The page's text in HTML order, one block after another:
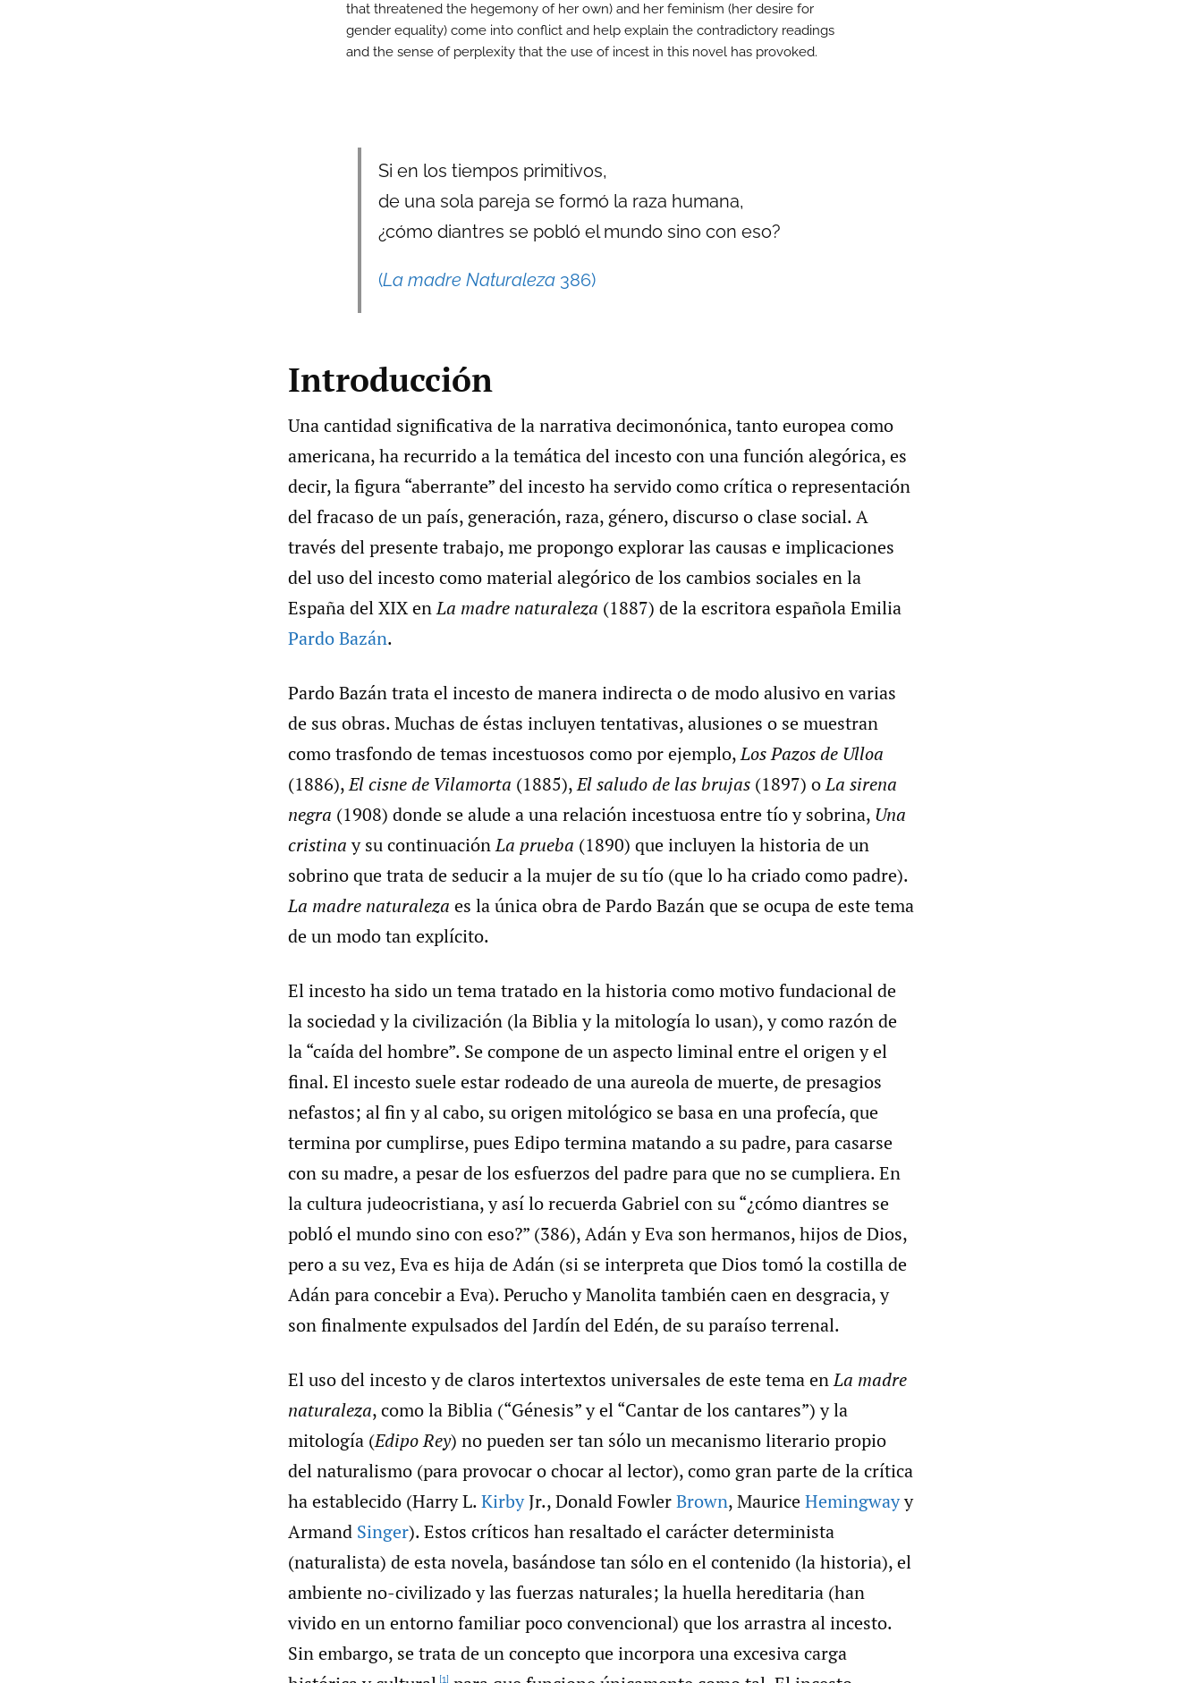
that threatened the hegemony of her own) and her feminism (her desire for
gender equality) come into conflict and help explain the contradictory readings
and the sense of perplexity that the use of incest in this novel has provoked.
Si en los tiempos primitivos,
de una sola pareja se formó la raza humana,
¿cómo diantres se pobló el mundo sino con eso?
(La madre Naturaleza 386)
Introducción
Una cantidad significativa de la narrativa decimonónica, tanto europea como
americana, ha recurrido a la temática del incesto con una función alegórica, es
decir, la figura “aberrante” del incesto ha servido como crítica o representación
del fracaso de un país, generación, raza, género, discurso o clase social. A
través del presente trabajo, me propongo explorar las causas e implicaciones
del uso del incesto como material alegórico de los cambios sociales en la
España del XIX enLa madre naturaleza (1887) de la escritora española Emilia
Pardo Bazán.
Pardo Bazán trata el incesto de manera indirecta o de modo alusivo en varias
de sus obras. Muchas de éstas incluyen tentativas, alusiones o se muestran
como trasfondo de temas incestuosos como por ejemplo,Los Pazos de Ulloa
(1886),El cisne de Vilamorta (1885),El saludo de las brujas (1897) oLa sirena
negra (1908) donde se alude a una relación incestuosa entre tío y sobrina, Una
cristinay su continuaciónLa prueba (1890) que incluyen la historia de un
sobrino que trata de seducir a la mujer de su tío (que lo ha criado como padre).
La madre naturaleza es la única obra de Pardo Bazán que se ocupa de este tema
de un modo tan explícito.
El incesto ha sido un tema tratado en la historia como motivo fundacional de
la sociedad y la civilización (la Biblia y la mitología lo usan), y como razón de
la “caída del hombre”. Se compone de un aspecto liminal entre el origen y el
final. El incesto suele estar rodeado de una aureola de muerte, de presagios
nefastos; al fin y al cabo, su origen mitológico se basa en una profecía, que
termina por cumplirse, pues Edipo termina matando a su padre, para casarse
con su madre, a pesar de los esfuerzos del padre para que no se cumpliera. En
la cultura judeocristiana, y así lo recuerda Gabriel con su “¿cómo diantres se
pobló el mundo sino con eso?” (386), Adán y Eva son hermanos, hijos de Dios,
pero a su vez, Eva es hija de Adán (si se interpreta que Dios tomó la costilla de
Adán para concebir a Eva). Perucho y Manolita también caen en desgracia, y
son finalmente expulsados del Jardín del Edén, de su paraíso terrenal.
El uso del incesto y de claros intertextos universales de este tema enLa madre
naturaleza, como la Biblia (“Génesis” y el “Cantar de los cantares”) y la
mitología (Edipo Rey) no pueden ser tan sólo un mecanismo literario propio
del naturalismo (para provocar o chocar al lector), como gran parte de la crítica
ha establecido (Harry L.KirbyJr., Donald FowlerBrown, MauriceHemingwayy
Armand Singer). Estos críticos han resaltado el carácter determinista
(naturalista) de esta novela, basándose tan sólo en el contenido (la historia), el
ambiente no-civilizado y las fuerzas naturales; la huella hereditaria (han
vivido en un entorno familiar poco convencional) que los arrastra al incesto.
Sin embargo, se trata de un concepto que incorpora una excesiva carga
[1]